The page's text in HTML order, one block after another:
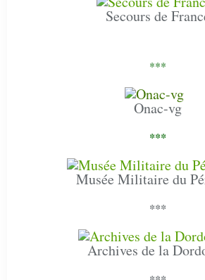
Secours de
***
Onac-vg
***
Musée Militaire du
***
Archives de la